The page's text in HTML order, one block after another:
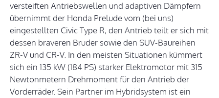
versteiften Antriebswellen und adaptiven Dämpfern
übernimmt der Honda Prelude vom (bei uns)
eingestellten Civic Type R, den Antrieb teilt er sich mit
dessen braveren Bruder sowie den SUV-Baureihen
ZR-V und CR-V. In den meisten Situationen kümmert
sich ein 135 kW (184 PS) starker Elektromotor mit 315
Newtonmetern Drehmoment für den Antrieb der
Vorderräder. Sein Partner im Hybridsystem ist ein